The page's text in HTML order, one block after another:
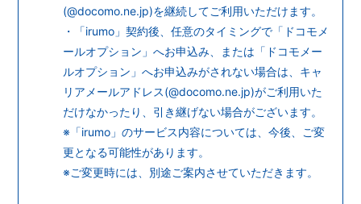
(@docomo.ne.jp)を継続してご利用いただけます。
・「irumo」契約後、任意のタイミングで「ドコモメ
ールオプション」へお申込み、または「ドコモメー
ルオプション」へお申込みがされない場合は、キャ
リアメールアドレス(@docomo.ne.jp)がご利用いた
だけなかったり、引き継げない場合がございます。
※「irumo」のサービス内容については、今後、ご変
更となる可能性があります。
※ご変更時には、別途ご案内させていただきます。